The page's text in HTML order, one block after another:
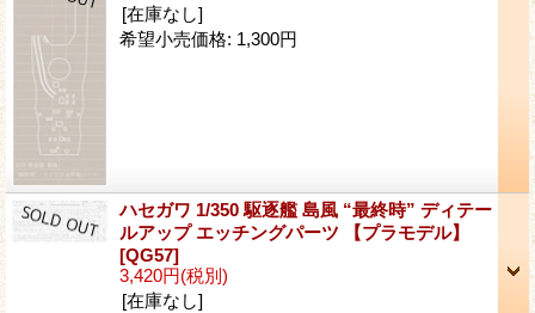
[在庫なし]
希望小売価格: 1,300円
ハセガワ 1/350 駆逐艦 島風 “最終時” ディテー
ルアップ エッチングパーツ 【プラモデル】
[QG57]
3,420円(税別)
[在庫なし]